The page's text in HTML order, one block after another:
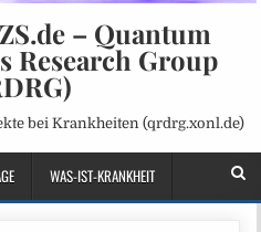
– Quantum
Research Group
bei Krankheiten (qrdrg.xonl.de)
WAS-IST-KRANKHEIT